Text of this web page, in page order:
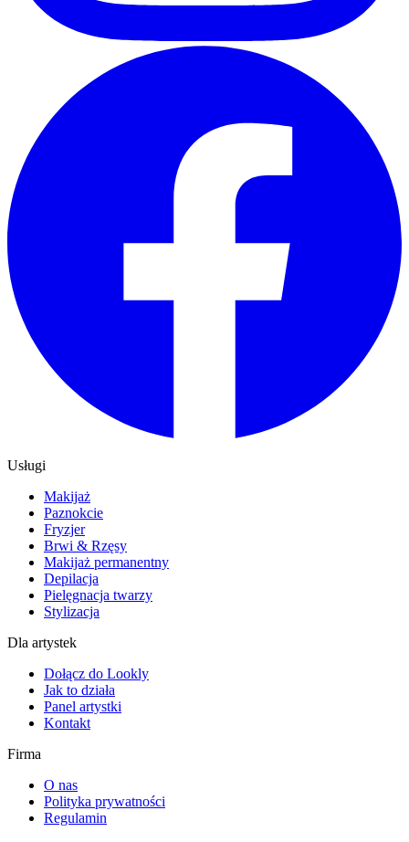
Usługi
Makijaż
Paznokcie
Fryzjer
Brwi & Rzęsy
Makijaż permanentny
Depilacja
Pielęgnacja twarzy
Stylizacja
Dla artystek
Dołącz do Lookly
Jak to działa
Panel artystki
Kontakt
Firma
O nas
Polityka prywatności
Regulamin